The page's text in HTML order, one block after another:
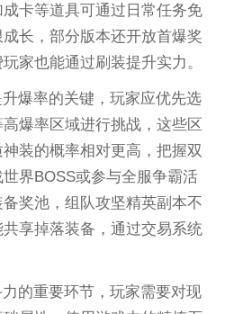
卡等道具可通过日常任务免
长，部分版本还开放首爆奖
家也能通过刷装提升实力。
爆率的关键，玩家应优先选
爆率区域进行挑战，这些区
装的概率相对更高，把握双
界BOSS或参与全服争霸活
奖池，组队攻坚精英副本不
享掉落装备，通过交易系统
的重要环节，玩家需要对现